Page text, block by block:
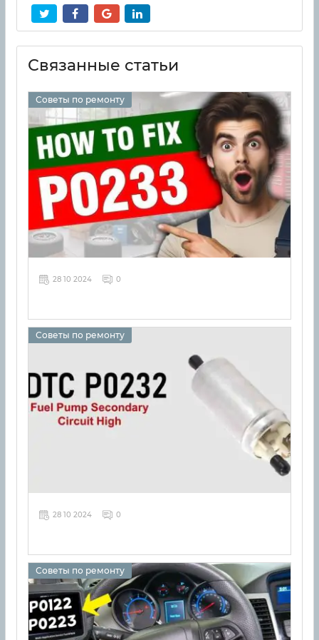
Связанные статьи
Советы по ремонту
28 10 2024 0
Советы по ремонту
28 10 2024 0
Советы по ремонту